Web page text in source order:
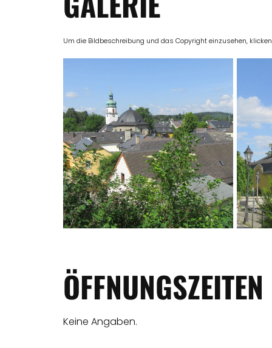
Um die Bildbeschreibung und das Copyright einzusehen,
ÖFFNUNGSZEITEN
Keine Angaben.